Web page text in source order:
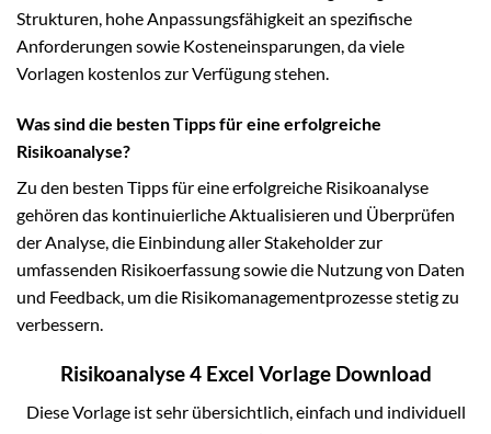
Strukturen, hohe Anpassungsfähigkeit an spezifische
Anforderungen sowie Kosteneinsparungen, da viele
Vorlagen kostenlos zur Verfügung stehen.
Was sind die besten Tipps für eine erfolgreiche
Risikoanalyse?
Zu den besten Tipps für eine erfolgreiche Risikoanalyse
gehören das kontinuierliche Aktualisieren und Überprüfen
der Analyse, die Einbindung aller Stakeholder zur
umfassenden Risikoerfassung sowie die Nutzung von Daten
und Feedback, um die Risikomanagementprozesse stetig zu
verbessern.
Risikoanalyse 4 Excel Vorlage Download
Diese Vorlage ist sehr übersichtlich, einfach und individuell